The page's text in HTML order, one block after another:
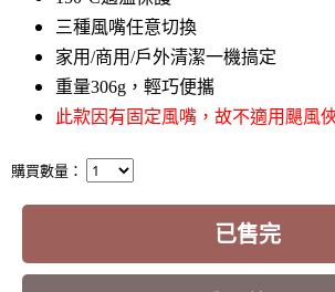
三種風嘴任意切換
家用/商用/戶外清潔一機搞定
重量306g，輕巧便攜
此款因有固定風嘴，故不適用颶風
購買數量：
已售完